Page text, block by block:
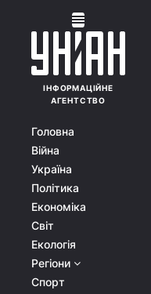
ІНФОРМАЦІЙНЕ
АГЕНТСТВО
Головна
Війна
Україна
Політика
Економіка
Світ
Екологія
Регіони
Спорт